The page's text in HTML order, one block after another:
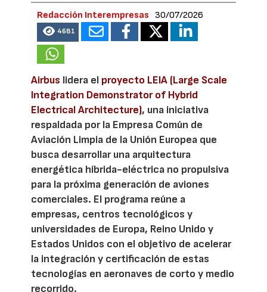
Redacción Interempresas 30/07/2026
4681
Airbus lidera el proyecto LEIA (Large Scale
Integration Demonstrator of Hybrid
Electrical Architecture), una iniciativa
respaldada por la Empresa Común de
Aviación Limpia de la Unión Europea que
busca desarrollar una arquitectura
energética híbrida-eléctrica no propulsiva
para la próxima generación de aviones
comerciales. El programa reúne a
empresas, centros tecnológicos y
universidades de Europa, Reino Unido y
Estados Unidos con el objetivo de acelerar
la integración y certificación de estas
tecnologías en aeronaves de corto y medio
recorrido.